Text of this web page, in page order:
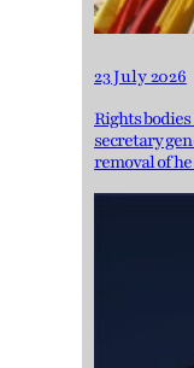
23 July 2026
Rights
secretary
removal of